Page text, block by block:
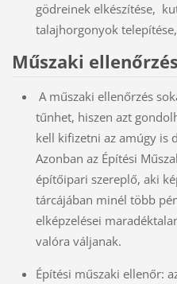
gödreinek elkészítése,
talajhorgonyok telepítése,
Műszaki ellenőrzés
A műszaki ellenőrzés
tűnhet, hiszen azt
kell kifizetni az amúgy is
Azonban az Építési
építőipari szereplő, aki
tárcájában minél több
elképzelései
valóra váljanak.
Építési műszaki ellenőr: